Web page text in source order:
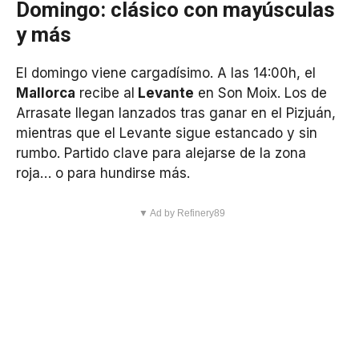
Domingo: clásico con mayúsculas
y más
El domingo viene cargadísimo. A las 14:00h, el
Mallorca recibe al Levante en Son Moix. Los de
Arrasate llegan lanzados tras ganar en el Pizjuán,
mientras que el Levante sigue estancado y sin
rumbo. Partido clave para alejarse de la zona
roja… o para hundirse más.
▼ Ad by Refinery89